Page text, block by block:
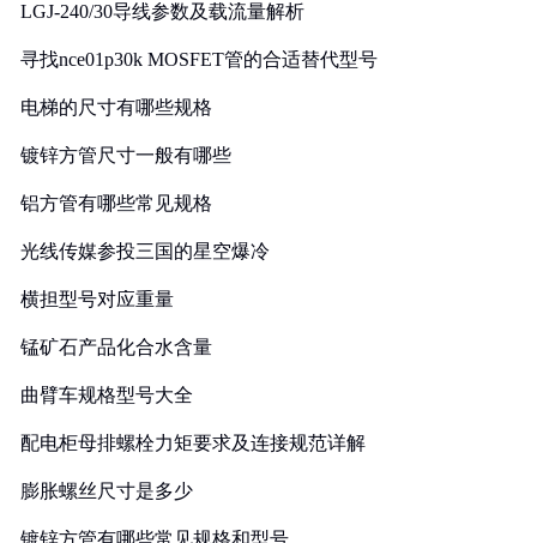
LGJ-240/30导线参数及载流量解析
寻找nce01p30k MOSFET管的合适替代型号
电梯的尺寸有哪些规格
镀锌方管尺寸一般有哪些
铝方管有哪些常见规格
光线传媒参投三国的星空爆冷
横担型号对应重量
锰矿石产品化合水含量
曲臂车规格型号大全
配电柜母排螺栓力矩要求及连接规范详解
膨胀螺丝尺寸是多少
镀锌方管有哪些常见规格和型号